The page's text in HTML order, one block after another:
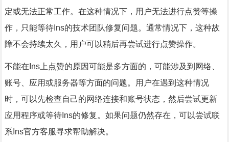
定或无法正常工作。在这种情况下，用户无法进行点赞等操
作，只能等待Ins的技术团队修复问题。通常情况下，这种故
障不会持续太久，用户可以稍后再尝试进行点赞操作。
不能在Ins上点赞的原因可能是多方面的，可能涉及到网络、
账号、应用或服务器等方面的问题。用户在遇到这种情况
时，可以先检查自己的网络连接和账号状态，然后尝试更新
应用程序或等待Ins的修复。如果问题仍然存在，可以尝试联
系Ins官方客服寻求帮助解决。